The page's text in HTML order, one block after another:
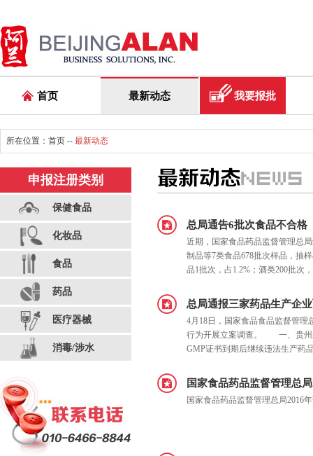
首页 最新动态 我要报批
所在位置： 首页 -- 最新动态
申报注册类别
保健食品
化妆品
食品
药品
医疗器械
消毒/涉水
总局通告6批次食品不合格
近期，国家食品药品监督管理总
制品等7类食品678批次样品，抽
品1批次，占1.2%；酒类200批次
总局通报三家药品生产企
4月18日，国家食品食品监督管
行为开展立案调查。 一、贵州
GMP证书到期后继续违法生产药
国家食品药品监督管理总
国家食品药品监督管理总局2016